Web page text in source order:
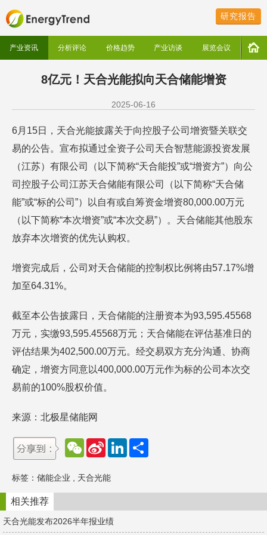
研究报告
产业资讯 分析评论 价格趋势 产业访谈 展览会议
8亿元！天合光能拟向天合储能增资
2025-06-16
6月15日，天合光能披露关于向控股子公司增资暨关联交
易的公告。宣布拟通过全资子公司天合智慧能源投资发展
（江苏）有限公司（以下简称“天合能投”或“增资方”）向公
司控股子公司江苏天合储能有限公司（以下简称“天合储
能”或“标的公司”）以自有或自筹资金增资80,000.00万元
（以下简称“本次增资”或“本次交易”）。天合储能其他股东
放弃本次增资的优先认购权。
增资完成后，公司对天合储能的控制权比例将由57.17%增
加至64.31%。
截至本公告披露日，天合储能的注册资本为93,595.45568
万元，实缴93,595.45568万元；天合储能在评估基准日的
评估结果为402,500.00万元。经交易双方充分沟通、协商
确定，增资方同意以400,000.00万元作为标的公司本次交
易前的100%股权价值。
来源：北极星储能网
W
e
a
t
S
a
W
e
b
o
L
d
n
标签： 储能企业 天合光能
相关推荐
天合光能发布2026半年报业绩